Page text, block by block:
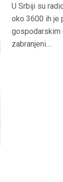
U Srbiji su
oko 3600 ih je
gospodarskim
zabranjeni....